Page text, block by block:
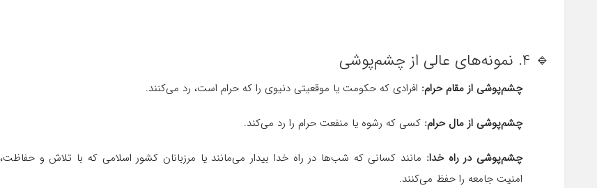
🔹 4. نمونه‌های عالی از چشم‌پوشی
چشم‌پوشی از مقام حرام: افرادی که حکومت یا موقعیتی دنیوی را که حرام است، رد می‌کنند.
چشم‌پوشی از مال حرام: کسی که رشوه یا منفعت حرام را رد می‌کند.
چشم‌پوشی در راه خدا: مانند کسانی که شب‌ها در راه خدا بیدار می‌مانند یا مرزبانان کشور اسلامی که با تلاش و حفاظت،
امنیت جامعه را حفظ می‌کنند.